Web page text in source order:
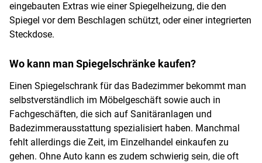
eingebauten Extras wie einer Spiegelheizung, die den
Spiegel vor dem Beschlagen schützt, oder einer integrierten
Steckdose.
Wo kann man Spiegelschränke kaufen?
Einen Spiegelschrank für das Badezimmer bekommt man
selbstverständlich im Möbelgeschäft sowie auch in
Fachgeschäften, die sich auf Sanitäranlagen und
Badezimmerausstattung spezialisiert haben. Manchmal
fehlt allerdings die Zeit, im Einzelhandel einkaufen zu
gehen. Ohne Auto kann es zudem schwierig sein, die oft